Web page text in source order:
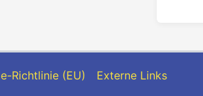
Richtlinie (EU)
Externe Links